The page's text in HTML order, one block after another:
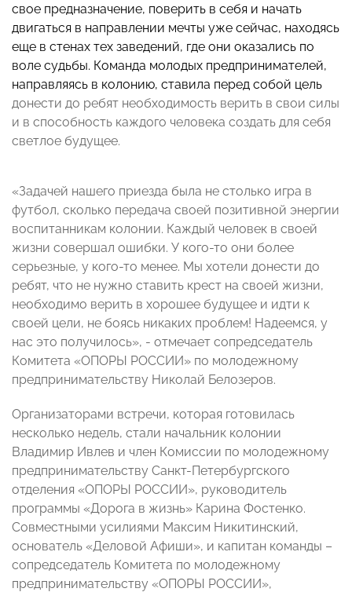
свое предназначение, поверить в себя и начать
двигаться в направлении мечты уже сейчас, находясь
еще в стенах тех заведений, где они оказались по
воле судьбы. Команда молодых предпринимателей,
направляясь в колонию, ставила перед собой цель
донести до ребят необходимость верить в свои силы
и в способность каждого человека создать для себя
светлое будущее.
«Задачей нашего приезда была не столько игра в
футбол, сколько передача своей позитивной энергии
воспитанникам колонии. Каждый человек в своей
жизни совершал ошибки. У кого-то они более
серьезные, у кого-то менее. Мы хотели донести до
ребят, что не нужно ставить крест на своей жизни,
необходимо верить в хорошее будущее и идти к
своей цели, не боясь никаких проблем! Надеемся, у
нас это получилось», - отмечает сопредседатель
Комитета «ОПОРЫ РОССИИ» по молодежному
предпринимательству Николай Белозеров.
Организаторами встречи, которая готовилась
несколько недель, стали начальник колонии
Владимир Ивлев и член Комиссии по молодежному
предпринимательству Санкт-Петербургского
отделения «ОПОРЫ РОССИИ», руководитель
программы «Дорога в жизнь» Карина Фостенко.
Совместными усилиями Максим Никитинский,
основатель «Деловой Афиши», и капитан команды –
сопредседатель Комитета по молодежному
предпринимательству «ОПОРЫ РОССИИ»,